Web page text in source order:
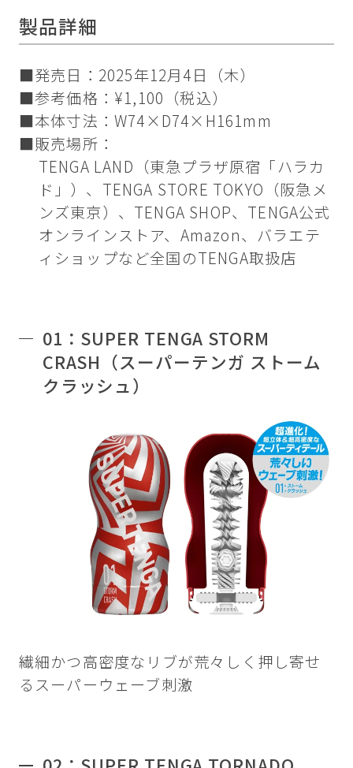
製品詳細
■発売日：2025年12月4日（木）
■参考価格：¥1,100（税込）
■本体寸法：W74×D74×H161mm
■販売場所：
TENGA LAND（東急プラザ原宿「ハラカ
ド」）、TENGA STORE TOKYO（阪急メ
ンズ東京）、TENGA SHOP、TENGA公式
オンラインストア、Amazon、バラエテ
ィショップなど全国のTENGA取扱店
01：SUPER TENGA STORM
CRASH（スーパーテンガ ストーム
クラッシュ）
繊細かつ高密度なリブが荒々しく押し寄せ
るスーパーウェーブ刺激